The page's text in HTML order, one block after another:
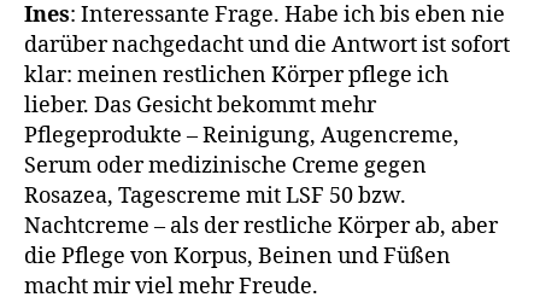
Ines: Interessante Frage. Habe ich bis eben nie
darüber nachgedacht und die Antwort ist sofort
klar: meinen restlichen Körper pflege ich
lieber. Das Gesicht bekommt mehr
Pflegeprodukte – Reinigung, Augencreme,
Serum oder medizinische Creme gegen
Rosazea, Tagescreme mit LSF 50 bzw.
Nachtcreme – als der restliche Körper ab, aber
die Pflege von Korpus, Beinen und Füßen
macht mir viel mehr Freude.